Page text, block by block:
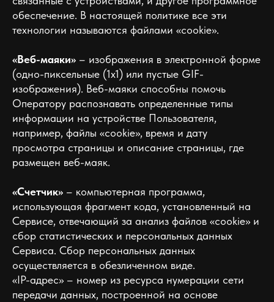
обеспечение. В настоящей политике все эти
технологии называются файлами «cookie».
«Веб-маяки» – изображения в электронной форме
(одно-пиксельные (1x1) или пустые GIF-
изображения). Веб-маяки способны помочь
Оператору распознавать определенные типы
информации на устройстве Пользователя,
например, файлы «cookie», время и дату
просмотра страницы и описание страницы, где
размещен веб-маяк.
«Счетчик» – компьютерная программа,
использующая фрагмент кода, установленный на
Сервисе, отвечающий за анализ файлов «cookie» и
сбор статистических и персональных данных
Сервиса. Сбор персональных данных
осуществляется в обезличенном виде.
«IP-адрес» – номер из ресурса нумерации сети
передачи данных, построенной на основе